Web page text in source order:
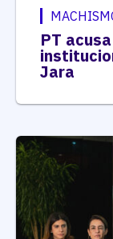
PT
Jara